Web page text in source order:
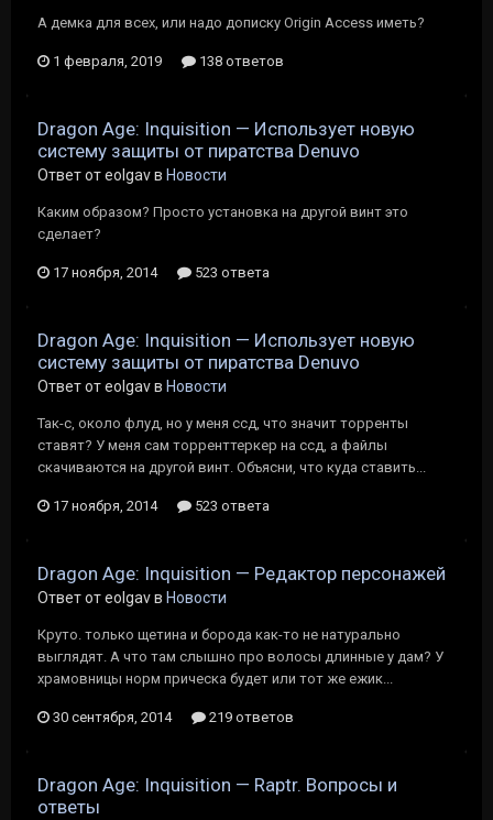
А демка для всех, или надо дописку Origin Access иметь?
1 февраля, 2019 138 ответов
Dragon Age: Inquisition — Использует новую
систему защиты от пиратства Denuvo
Ответ от eolgav в Новости
Каким образом? Просто установка на другой винт это
сделает?
17 ноября, 2014 523 ответа
Dragon Age: Inquisition — Использует новую
систему защиты от пиратства Denuvo
Ответ от eolgav в Новости
Так-с, около флуд, но у меня ссд, что значит торренты
ставят? У меня сам торренттеркер на ссд, а файлы
скачиваются на другой винт. Объясни, что куда ставить...
17 ноября, 2014 523 ответа
Dragon Age: Inquisition — Редактор персонажей
Ответ от eolgav в Новости
Круто. только щетина и борода как-то не натурально
выглядят. А что там слышно про волосы длинные у дам? У
храмовницы норм прическа будет или тот же ежик...
30 сентября, 2014 219 ответов
Dragon Age: Inquisition — Raptr. Вопросы и
ответы